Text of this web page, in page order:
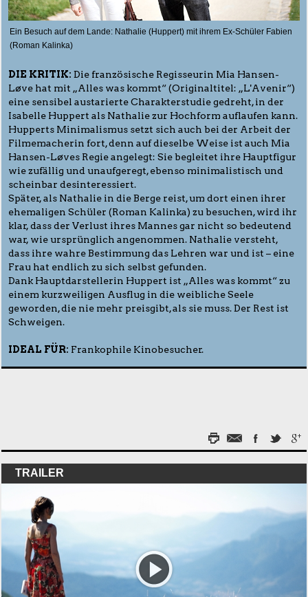
Ein Besuch auf dem Lande: Nathalie (Huppert) mit ihrem Ex-Schüler Fabien
(Roman Kalinka)
DIE KRITIK: Die französische Regisseurin Mia Hansen-
Løve hat mit „Alles was kommt“ (Originaltitel: „L'Avenir“)
eine sensibel austarierte Charakterstudie gedreht, in der
Isabelle Huppert als Nathalie zur Hochform auflaufen kann.
Hupperts Minimalismus setzt sich auch bei der Arbeit der
Filmemacherin fort, denn auf dieselbe Weise ist auch Mia
Hansen-Løves Regie angelegt: Sie begleitet ihre Hauptfigur
wie zufällig und unaufgeregt, ebenso minimalistisch und
scheinbar desinteressiert.
Später, als Nathalie in die Berge reist, um dort einen ihrer
ehemaligen Schüler (Roman Kalinka) zu besuchen, wird ihr
klar, dass der Verlust ihres Mannes gar nicht so bedeutend
war, wie ursprünglich angenommen. Nathalie versteht,
dass ihre wahre Bestimmung das Lehren war und ist – eine
Frau hat endlich zu sich selbst gefunden.
Dank Hauptdarstellerin Huppert ist „Alles was kommt“ zu
einem kurzweiligen Ausflug in die weibliche Seele
geworden, die nie mehr preisgibt, als sie muss. Der Rest ist
Schweigen.
IDEAL FÜR: Frankophile Kinobesucher.
TRAILER